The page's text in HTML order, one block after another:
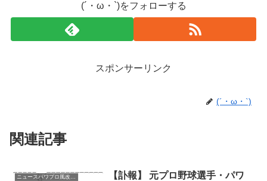
(´・ω・`)をフォローする
スポンサーリンク
(´・ω・`)
関連記事
ニュースパワプロ風改変系
【訃報】 元プロ野球選手・パワ